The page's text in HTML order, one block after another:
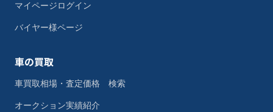
マイページログイン
バイヤー様ページ
車の買取
車買取相場・査定価格 検索
オークション実績紹介